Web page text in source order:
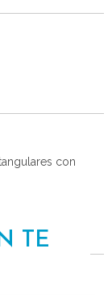
con
TE